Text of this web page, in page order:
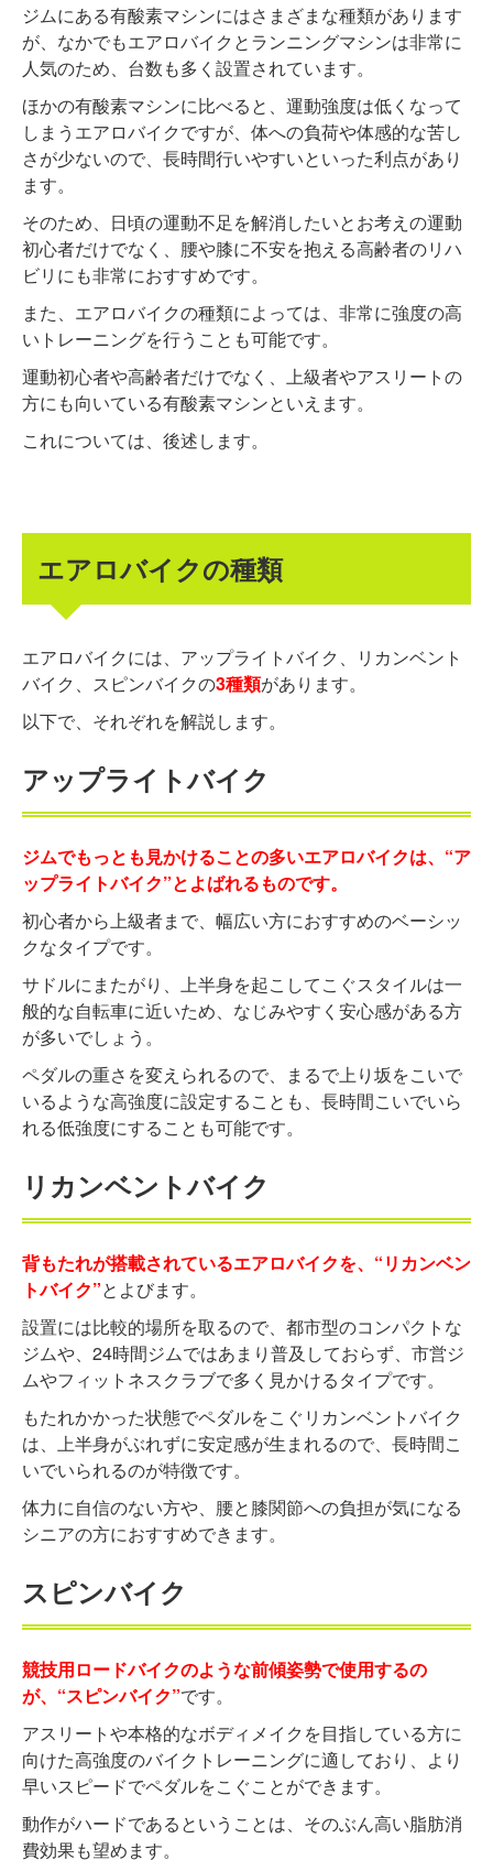
ジムにある有酸素マシンにはさまざまな種類があります
が、なかでもエアロバイクとランニングマシンは非常に
人気のため、台数も多く設置されています。
ほかの有酸素マシンに比べると、運動強度は低くなって
しまうエアロバイクですが、体への負荷や体感的な苦し
さが少ないので、長時間行いやすいといった利点があり
ます。
そのため、日頃の運動不足を解消したいとお考えの運動
初心者だけでなく、腰や膝に不安を抱える高齢者のリハ
ビリにも非常におすすめです。
また、エアロバイクの種類によっては、非常に強度の高
いトレーニングを行うことも可能です。
運動初心者や高齢者だけでなく、上級者やアスリートの
方にも向いている有酸素マシンといえます。
これについては、後述します。
エアロバイクの種類
エアロバイクには、アップライトバイク、リカンベント
バイク、スピンバイクの3種類があります。
以下で、それぞれを解説します。
アップライトバイク
ジムでもっとも見かけることの多いエアロバイクは、“ア
ップライトバイク”とよばれるものです。
初心者から上級者まで、幅広い方におすすめのベーシッ
クなタイプです。
サドルにまたがり、上半身を起こしてこぐスタイルは一
般的な自転車に近いため、なじみやすく安心感がある方
が多いでしょう。
ペダルの重さを変えられるので、まるで上り坂をこいで
いるような高強度に設定することも、長時間こいでいら
れる低強度にすることも可能です。
リカンベントバイク
背もたれが搭載されているエアロバイクを、“リカンベン
トバイク”とよびます。
設置には比較的場所を取るので、都市型のコンパクトな
ジムや、24時間ジムではあまり普及しておらず、市営ジ
ムやフィットネスクラブで多く見かけるタイプです。
もたれかかった状態でペダルをこぐリカンベントバイク
は、上半身がぶれずに安定感が生まれるので、長時間こ
いでいられるのが特徴です。
体力に自信のない方や、腰と膝関節への負担が気になる
シニアの方におすすめできます。
スピンバイク
競技用ロードバイクのような前傾姿勢で使用するの
が、“スピンバイク”です。
アスリートや本格的なボディメイクを目指している方に
向けた高強度のバイクトレーニングに適しており、より
早いスピードでペダルをこぐことができます。
動作がハードであるということは、そのぶん高い脂肪消
費効果も望めます。